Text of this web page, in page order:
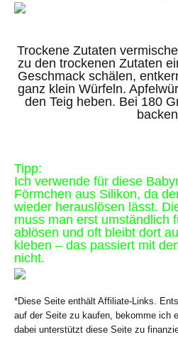
Trockene Zutaten
zu den trockenen Zutaten
Geschmack schälen,
ganz klein Würfeln.
den Teig heben. Bei 180
Tipp:
Ich verwende für diese
Förmchen aus Silikon, da
wieder herauslösen lässt.
muss man erst umständlich
ablösen und oft bleibt dort
kleben – das passiert mit
nicht.
*Diese Seite enthält Affiliate-Links.
auf der Seite zu kaufen, bekomme ich
dabei unterstützt diese Seite zu